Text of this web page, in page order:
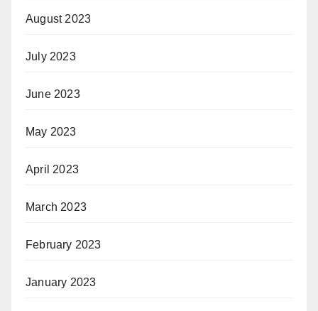
August 2023
July 2023
June 2023
May 2023
April 2023
March 2023
February 2023
January 2023